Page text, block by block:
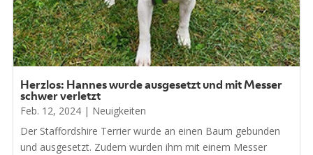
Herzlos: Hannes wurde ausgesetzt und mit Messer
schwer verletzt
Feb. 12, 2024| Neuigkeiten
Der Staffordshire Terrier wurde an einen Baum gebunden
und ausgesetzt. Zudem wurden ihm mit einem Messer